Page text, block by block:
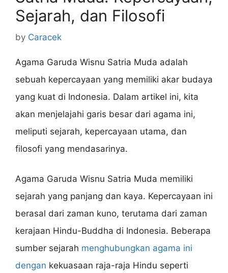
Sejarah, dan Filosofi
by Caracek
Agama Garuda Wisnu Satria Muda adalah
sebuah kepercayaan yang memiliki akar budaya
yang kuat di Indonesia. Dalam artikel ini, kita
akan menjelajahi garis besar dari agama ini,
meliputi sejarah, kepercayaan utama, dan
filosofi yang mendasarinya.
Agama Garuda Wisnu Satria Muda memiliki
sejarah yang panjang dan kaya. Kepercayaan ini
berasal dari zaman kuno, terutama dari zaman
kerajaan Hindu-Buddha di Indonesia. Beberapa
sumber sejarah menghubungkan agama ini
dengan kekuasaan raja-raja Hindu seperti